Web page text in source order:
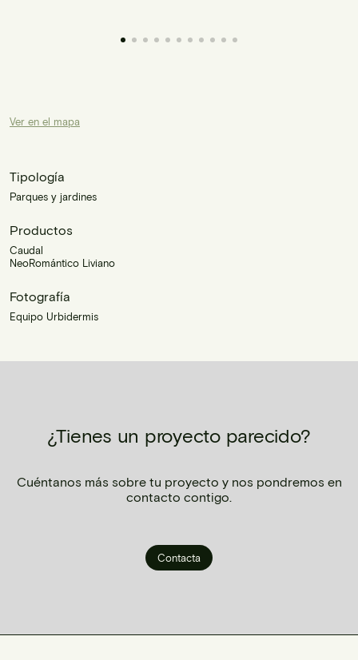
Ver en el mapa
Tipología
Parques y jardines
Productos
Caudal
NeoRomántico Liviano
Fotografía
Equipo Urbidermis
¿Tienes un proyecto parecido?
Cuéntanos más sobre tu proyecto y nos pondremos en
contacto contigo.
Contacta